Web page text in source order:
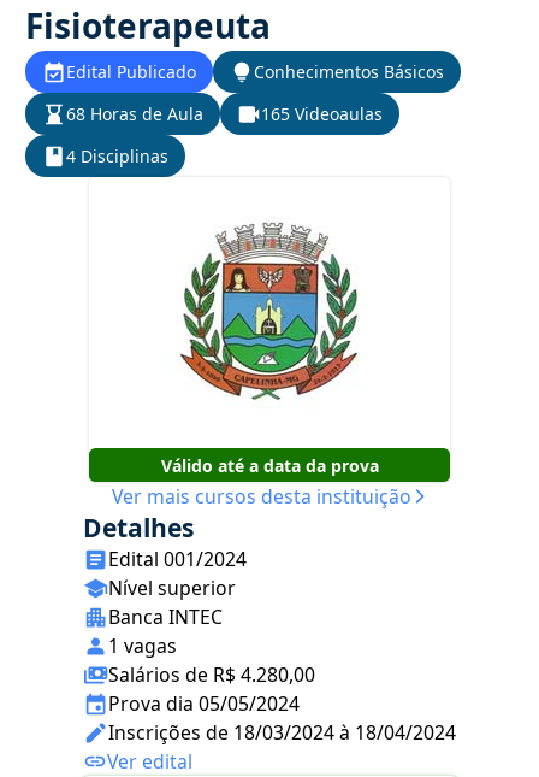
Fisioterapeuta
Edital Publicado
Conhecimentos Básicos
68 Horas de Aula
165 Videoaulas
4 Disciplinas
Válido até a data da prova
Ver mais cursos desta instituição
Detalhes
Edital 001/2024
Nível superior
Banca INTEC
1 vagas
Salários de R$ 4.280,00
Prova dia 05/05/2024
Inscrições de 18/03/2024 à 18/04/2024
Ver edital